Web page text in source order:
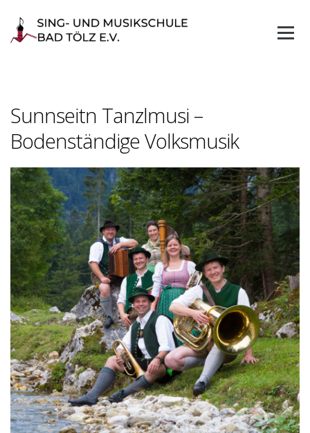
content
Sunnseitn Tanzlmusi –
Bodenständige Volksmusik